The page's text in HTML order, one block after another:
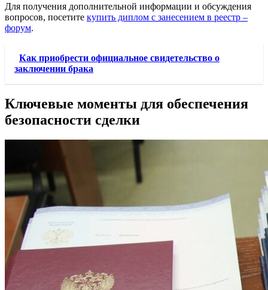
Для получения дополнительной информации и обсуждения
вопросов, посетите купить диплом с занесением в реестр –
форум.
Как приобрести официальное свидетельство о
заключении брака
Ключевые моменты для обеспечения
безопасности сделки